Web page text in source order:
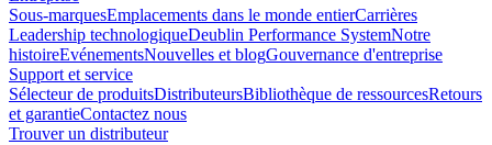
Sous-marquesEmplacements dans le monde entierCarrières
Leadership technologiqueDeublin Performance SystemNotre
histoireEvénementsNouvelles et blogGouvernance d'entreprise
Support et service
Sélecteur de produitsDistributeursBibliothèque de ressourcesRetours
et garantieContactez nous
Trouver un distributeur